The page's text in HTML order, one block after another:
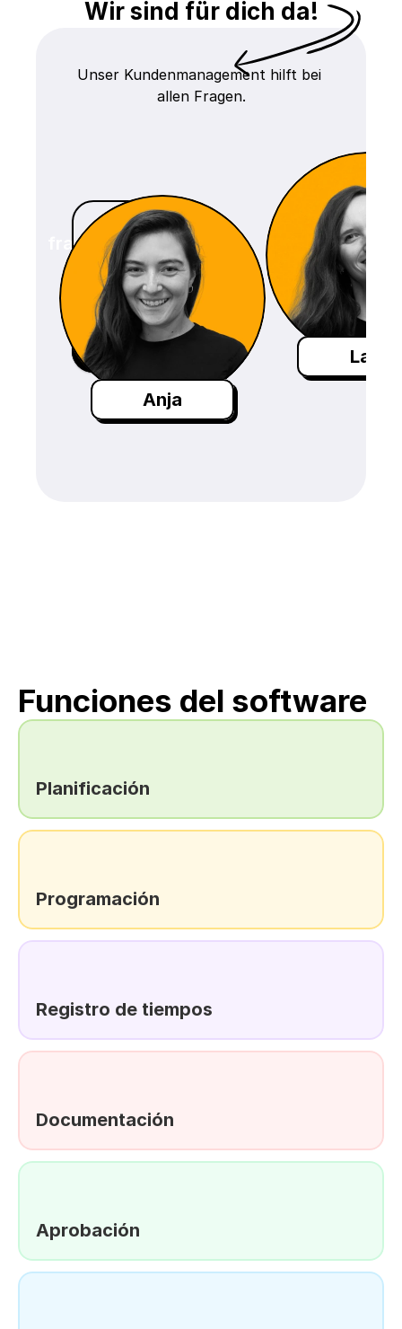
Wir sind für dich da!
Unser Kundenmanagement hilft bei
allen Fragen.
frage@craftboxx.de
Termin buchen
Anja
Lara
Funciones del software
Planificación
Programación
Registro de tiempos
Documentación
Aprobación